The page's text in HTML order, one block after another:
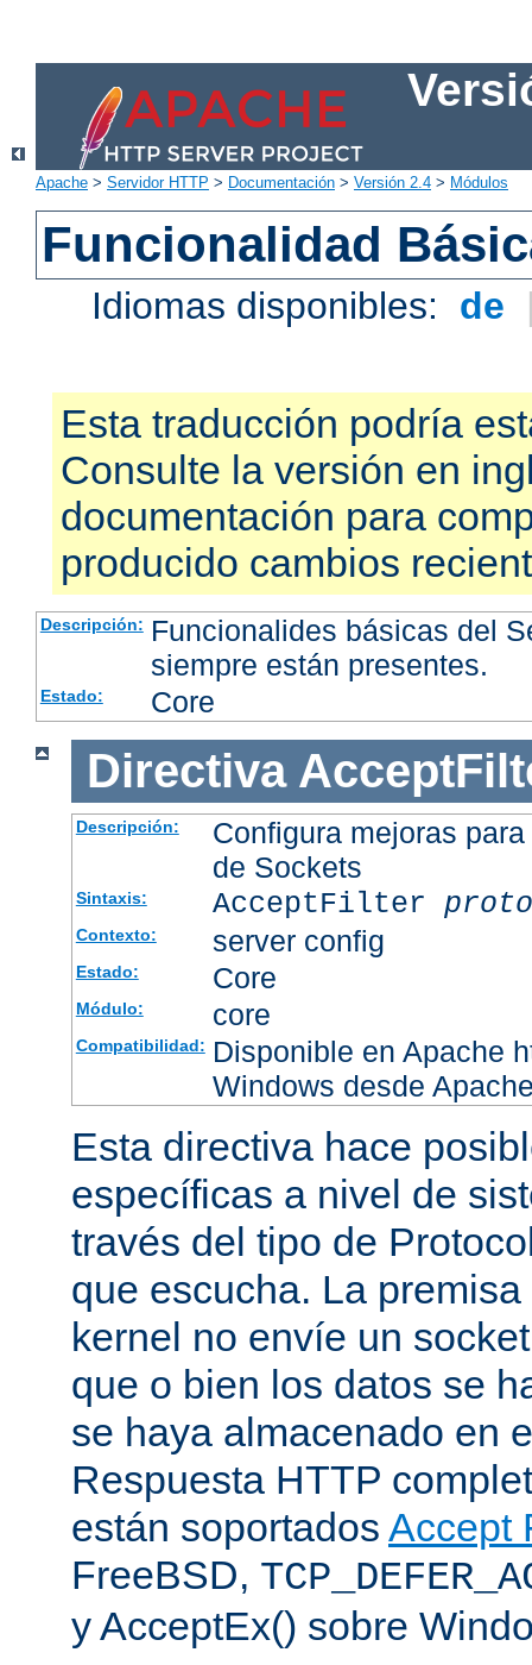
Apache > Servidor HTTP > Documentación > Versión 2.4 > Módulos
Funcionalidad
Idiomas disponibles: de
Esta traducción podría
Consulte la versión en
documentación para
producido cambios
Descripción: Funcionalides básicas del
siempre están presentes.
Estado: Core
Directiva
Descripción:
Configura mejoras
de Sockets
Sintaxis: AcceptFilter
Contexto: server config
Estado: Core
Módulo: core
Compatibilidad: Disponible en Apache
Windows desde
Esta directiva hace
específicas a nivel de
través del tipo de
que escucha. La
kernel no envíe un
que o bien los datos se
se haya almacenado en
Respuesta HTTP
están soportados Accept
FreeBSD,
y AcceptEx() sobre